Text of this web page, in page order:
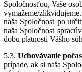
Spoločnosťou, Vaše
vymažeme/
naša Spoločnosť po
naša Spoločnosť
dobu platnosti Vášho
5.3. Uchovávanie
prípade, ak si naša